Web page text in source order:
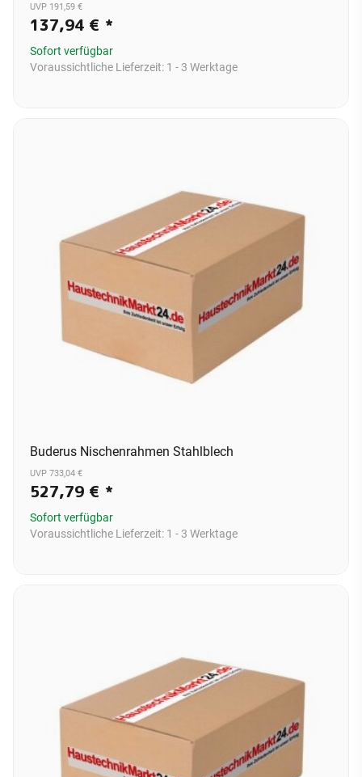
UVP 191,59 €
137,94 € *
Sofort verfügbar
Voraussichtliche Lieferzeit: 1 - 3 Werktage
Buderus Nischenrahmen Stahlblech
UVP 733,04 €
527,79 € *
Sofort verfügbar
Voraussichtliche Lieferzeit: 1 - 3 Werktage